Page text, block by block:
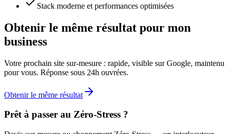
Stack moderne et performances optimisées
Obtenir le même résultat pour mon
business
Votre prochain site sur-mesure : rapide, visible sur Google, maintenu
pour vous. Réponse sous 24h ouvrées.
Obtenir le même résultat
Prêt à passer au Zéro-Stress ?